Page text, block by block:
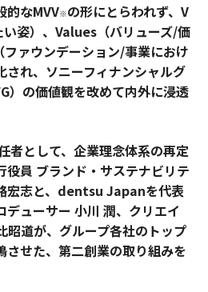
的なMVV※の形にとらわれず、V
姿）、Values（バリューズ/価
ァウンデーション/事業におけ
され、ソニーフィナンシャルグ
）の価値観を改めて内外に浸透
者として、企業理念体系の再定
役員 ブランド・サステナビリテ
宏志と、dentsu Japanを代表
デューサー 小川 潤、クリエイ
昭道が、グループ各社のトップ
させた、第二創業の取り組みを